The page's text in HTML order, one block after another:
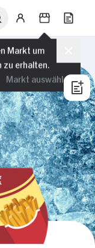
Markt um
erhalten.
Markt auswählen